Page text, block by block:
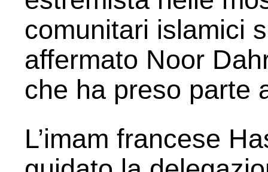
comunitari islamici
affermato Noor
che ha preso parte
L’imam francese